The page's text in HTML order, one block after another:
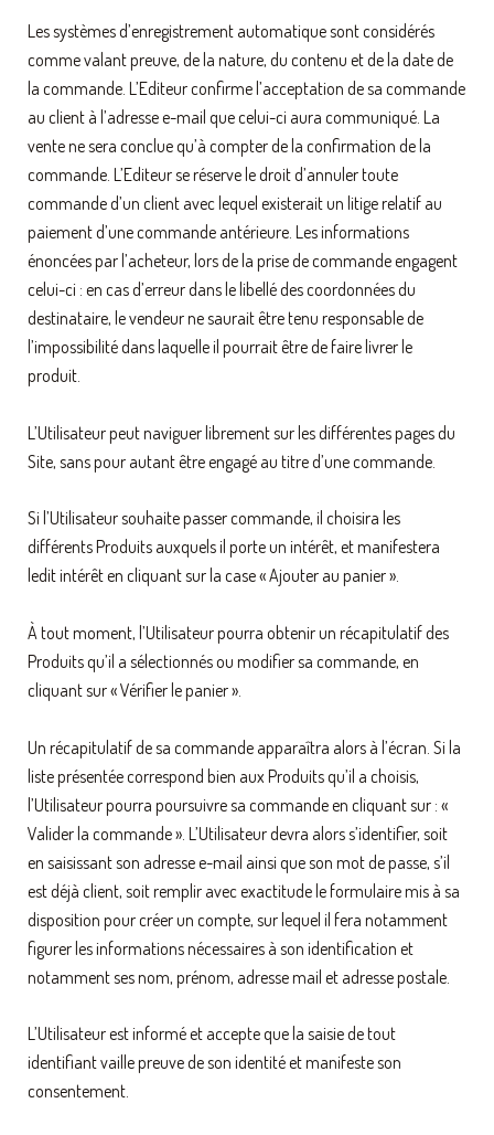
Les systèmes d’enregistrement automatique sont considérés
comme valant preuve, de la nature, du contenu et de la date de
la commande. L’Editeur confirme l’acceptation de sa commande
au client à l’adresse e-mail que celui-ci aura communiqué. La
vente ne sera conclue qu’à compter de la confirmation de la
commande. L’Editeur se réserve le droit d’annuler toute
commande d’un client avec lequel existerait un litige relatif au
paiement d’une commande antérieure. Les informations
énoncées par l’acheteur, lors de la prise de commande engagent
celui-ci : en cas d’erreur dans le libellé des coordonnées du
destinataire, le vendeur ne saurait être tenu responsable de
l’impossibilité dans laquelle il pourrait être de faire livrer le
produit.
L’Utilisateur peut naviguer librement sur les différentes pages du
Site, sans pour autant être engagé au titre d’une commande.
Si l’Utilisateur souhaite passer commande, il choisira les
différents Produits auxquels il porte un intérêt, et manifestera
ledit intérêt en cliquant sur la case « Ajouter au panier ».
À tout moment, l’Utilisateur pourra obtenir un récapitulatif des
Produits qu’il a sélectionnés ou modifier sa commande, en
cliquant sur « Vérifier le panier ».
Un récapitulatif de sa commande apparaîtra alors à l’écran. Si la
liste présentée correspond bien aux Produits qu’il a choisis,
l’Utilisateur pourra poursuivre sa commande en cliquant sur : «
Valider la commande ». L’Utilisateur devra alors s’identifier, soit
en saisissant son adresse e-mail ainsi que son mot de passe, s’il
est déjà client, soit remplir avec exactitude le formulaire mis à sa
disposition pour créer un compte, sur lequel il fera notamment
figurer les informations nécessaires à son identification et
notamment ses nom, prénom, adresse mail et adresse postale.
L’Utilisateur est informé et accepte que la saisie de tout
identifiant vaille preuve de son identité et manifeste son
consentement.